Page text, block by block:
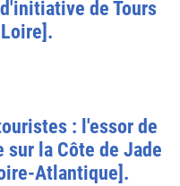
de Tours
: l'essor de
la Côte de Jade
Atlantique].